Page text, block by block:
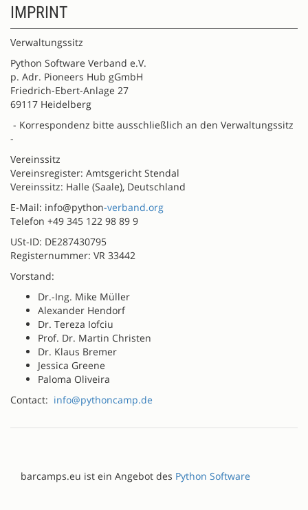
IMPRINT
Verwaltungssitz
Python Software Verband e.V.
p. Adr. Pioneers Hub gGmbH
Friedrich-Ebert-Anlage 27
69117 Heidelberg
- Korrespondenz bitte ausschließlich an den Verwaltungssitz
-
Vereinssitz
Vereinsregister: Amtsgericht Stendal
Vereinssitz: Halle (Saale), Deutschland
E-Mail: info@python-verband.org
Telefon +49 345 122 98 89 9
USt-ID: DE287430795
Registernummer: VR 33442
Vorstand:
Dr.-Ing. Mike Müller
Alexander Hendorf
Dr. Tereza Iofciu
Prof. Dr. Martin Christen
Dr. Klaus Bremer
Jessica Greene
Paloma Oliveira
Contact: info@pythoncamp.de
barcamps.eu ist ein Angebot des Python Software